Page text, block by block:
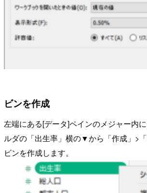
ビンを作成
左端にある[データ]ペインのメジャー内
ルダの「出生率」横の▼から「作成」>「
ビンを作成します。